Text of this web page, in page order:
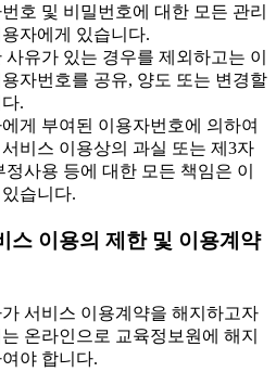
호 및 비밀번호에 대한 모든 관리
자에게 있습니다.
유가 있는 경우를 제외하고는 이
자번호를 공유, 양도 또는 변경할
.
게 부여된 이용자번호에 의하여
비스 이용상의 과실 또는 제3자
정사용 등에 대한 모든 책임은 이
습니다.
스 이용의 제한 및 이용계약
서비스 이용계약을 해지하고자
온라인으로 교육정보원에 해지
야 합니다.